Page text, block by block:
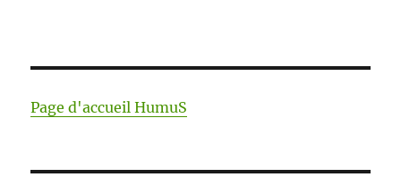
Page d'accueil HumuS